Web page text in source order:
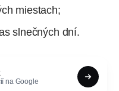
miestach;
slnečných dní.
na Google